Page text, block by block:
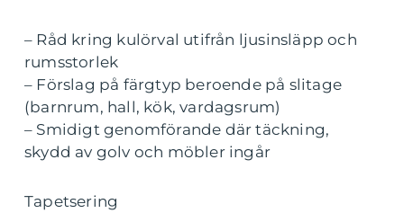
– Råd kring kulörval utifrån ljusinsläpp och
rumsstorlek
– Förslag på färgtyp beroende på slitage
(barnrum, hall, kök, vardagsrum)
– Smidigt genomförande där täckning,
skydd av golv och möbler ingår
Tapetsering